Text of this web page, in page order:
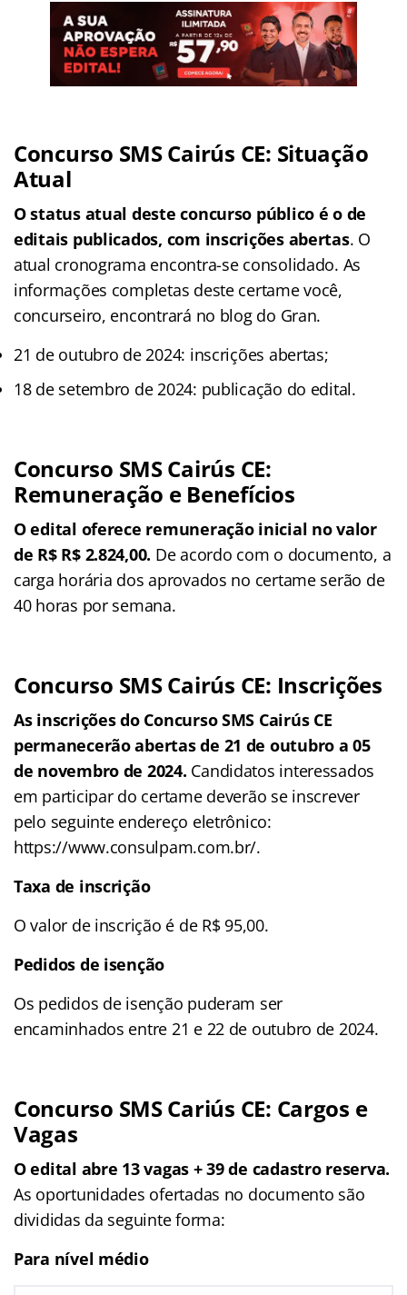
Concurso SMS Cairús CE: Situação
Atual
O status atual deste concurso público é o de
editais publicados, com inscrições abertas. O
atual cronograma encontra-se consolidado. As
informações completas deste certame você,
concurseiro, encontrará no blog do Gran.
21 de outubro de 2024: inscrições abertas;
18 de setembro de 2024: publicação do edital.
Concurso SMS Cairús CE:
Remuneração e Benefícios
O edital oferece remuneração inicial no valor
de R$ R$ 2.824,00. De acordo com o documento, a
carga horária dos aprovados no certame serão de
40 horas por semana.
Concurso SMS Cairús CE: Inscrições
As inscrições do Concurso SMS Cairús CE
permanecerão abertas de 21 de outubro a 05
de novembro de 2024. Candidatos interessados
em participar do certame deverão se inscrever
pelo seguinte endereço eletrônico:
https://www.consulpam.com.br/.
Taxa de inscrição
O valor de inscrição é de R$ 95,00.
Pedidos de isenção
Os pedidos de isenção puderam ser
encaminhados entre 21 e 22 de outubro de 2024.
Concurso SMS Cariús CE: Cargos e
Vagas
O edital abre 13 vagas + 39 de cadastro reserva.
As oportunidades ofertadas no documento são
divididas da seguinte forma:
Para nível médio